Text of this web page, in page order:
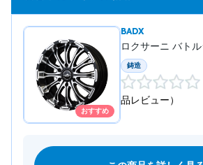
おすすめ
BADX
ロクサーニ バト
鋳造
品レビュー）